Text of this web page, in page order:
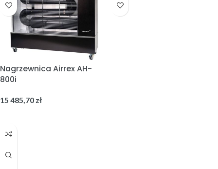
Nagrzewnica Airrex AH-
800i
15 485,70 zł